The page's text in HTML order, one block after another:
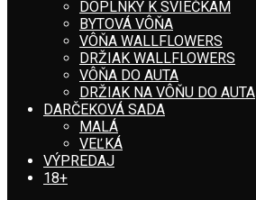
DOPLNKY K SVIEČKAM
BYTOVÁ VÔŇA
VÔŇA WALLFLOWERS
DRŽIAK WALLFLOWERS
VÔŇA DO AUTA
DRŽIAK NA VÔŇU DO AUTA
DARČEKOVÁ SADA
MALÁ
VEĽKÁ
VÝPREDAJ
18+